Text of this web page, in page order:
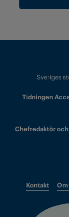
Sveriges
Tidningen
Chefredaktör
Kontakt